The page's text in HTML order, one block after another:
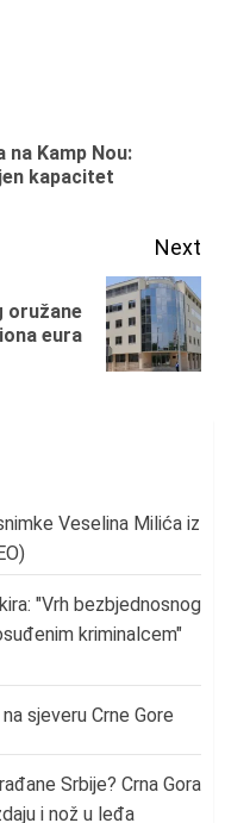
na Kamp Nou:
kapacitet
Next
oružane
eura
Veselina Milića iz
"Vrh bezbjednosnog
kriminalcem"
sjeveru Crne Gore
Srbije? Crna Gora
i nož u leđa